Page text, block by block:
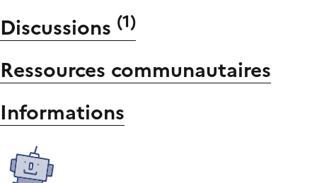
Discussions (1)
Ressources communautaires
Informations